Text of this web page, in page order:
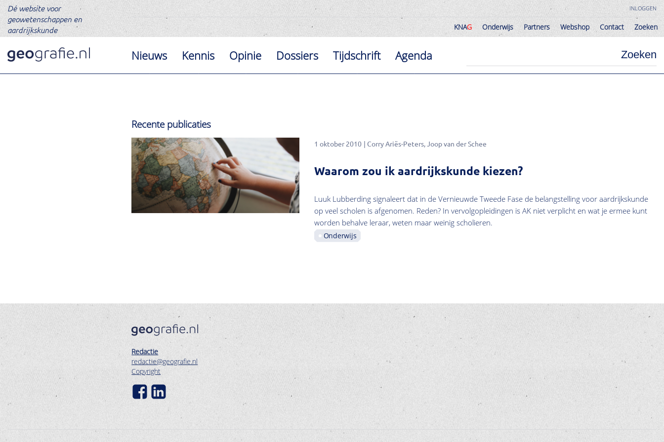
Dé website voor
geowetenschappen en
aardrijkskunde
INLOGGEN
KNAG Onderwijs Partners Webshop Contact Zoeken
Nieuws Kennis Opinie Dossiers Tijdschrift Agenda
Recente publicaties
1 oktober 2010 Corry Ariës-Peters Joop van der Schee
Waarom zou ik aardrijkskunde kiezen?
Luuk Lubberding signaleert dat in de Vernieuwde Tweede Fase de belangstelling voor aardrijkskunde
op veel scholen is afgenomen. Reden? In vervolgopleidingen is AK niet verplicht en wat je ermee kunt
worden behalve leraar, weten maar weinig scholieren.
Onderwijs
Redactie
redactie@geografie.nl
Copyright